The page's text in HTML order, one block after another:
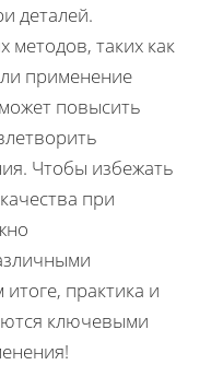
деталей.
таких как
применение
повысить
Чтобы избежать
при
практика и
ключевыми